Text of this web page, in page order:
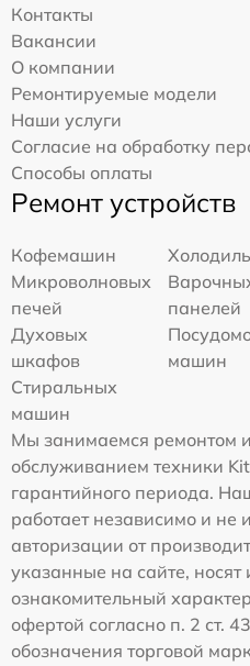
Контакты
Вакансии
О компании
Ремонтируемые модели
Наши услуги
Согласие на обработку
Способы оплаты
Ремонт устройств
Кофемашин
Микроволновых
печей
панелей
Духовых
шкафов
машин
Стиральных
машин
Мы занимаемся ремонтом
обслуживанием техники
гарантийного периода.
работает независимо и не
авторизации от
указанные на сайте, носят
ознакомительный
офертой согласно п. 2 ст.
обозначения торговой